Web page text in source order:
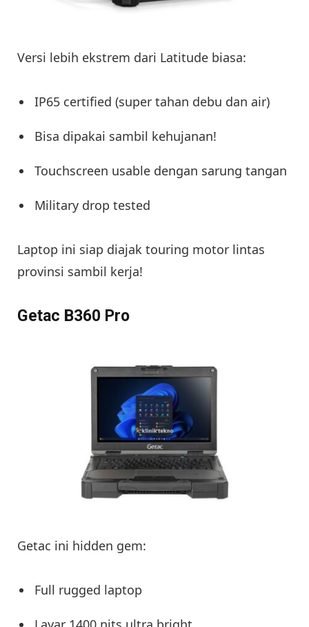
Versi lebih ekstrem dari Latitude biasa:
IP65 certified (super tahan debu dan air)
Bisa dipakai sambil kehujanan!
Touchscreen usable dengan sarung tangan
Military drop tested
Laptop ini siap diajak touring motor lintas
provinsi sambil kerja!
Getac B360 Pro
Getac ini hidden gem:
Full rugged laptop